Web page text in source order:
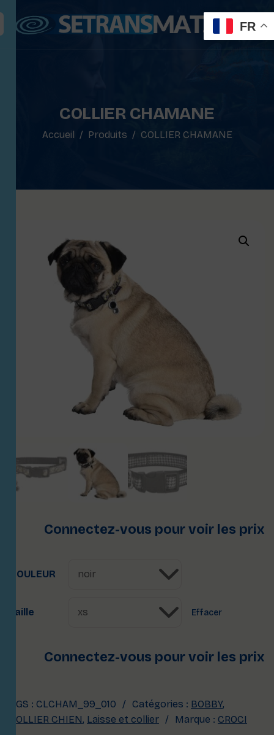
COLLIER CHAMANE
Accueil Produits COLLIER CHAMANE
Connectez-vous pour voir les prix
COULEUR
Taille Effacer
Connectez-vous pour voir les prix
UGS : CLCHAM_99_010 Catégories : BOBBY,
COLLIER CHIEN, Laisse et collier Marque : CROCI
FR